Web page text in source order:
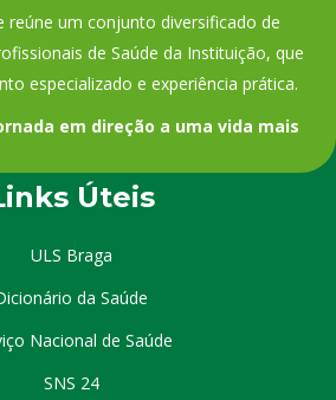
reúne um conjunto diversificado de
de Saúde da Instituição, que
especializado e experiência prática.
em direção a uma vida mais
Úteis
ULS Braga
da Saúde
Nacional de Saúde
SNS 24